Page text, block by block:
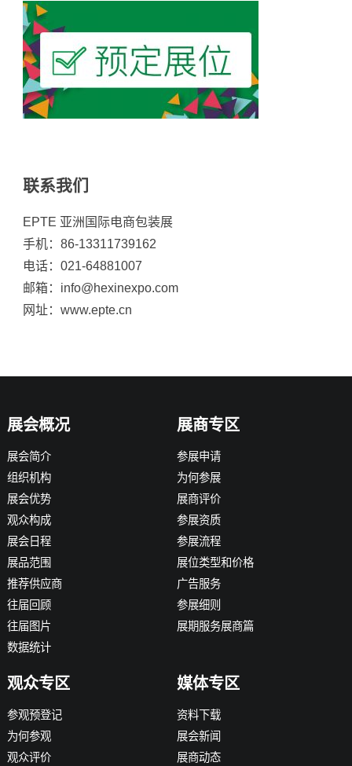
联系我们
EPTE 亚洲国际电商包装展
手机：86-13311739162
电话：021-64881007
邮箱：info@hexinexpo.com
网址：www.epte.cn
展会概况
展会简介
组织机构
展会优势
观众构成
展会日程
展品范围
推荐供应商
往届回顾
往届图片
数据统计
展商专区
参展申请
为何参展
展商评价
参展资质
参展流程
展位类型和价格
广告服务
参展细则
展期服务展商篇
观众专区
参观预登记
为何参观
观众评价
媒体专区
资料下载
展会新闻
展商动态